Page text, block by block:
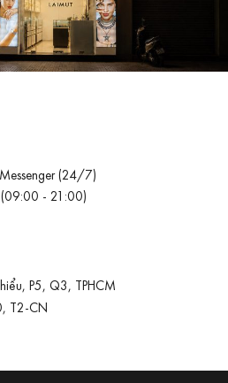
(24/7)
(09:00 - 21:00)
P5, Q3, TPHCM
T2-CN